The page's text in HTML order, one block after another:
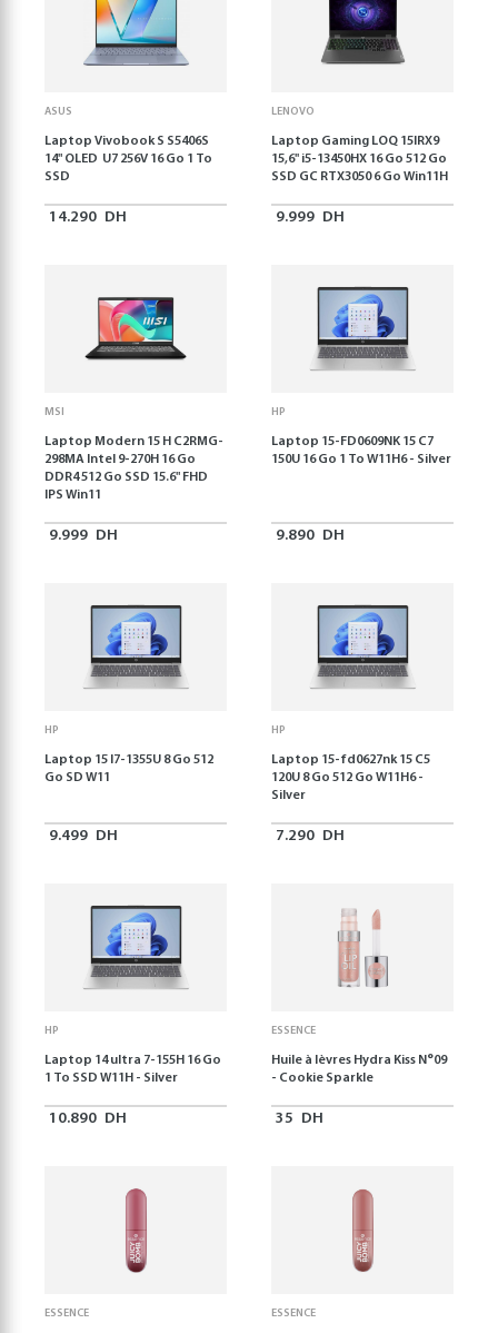
ASUS
Laptop Vivobook S S5406S
14" OLED U7 256V 16 Go 1 To
SSD
14.290 DH
LENOVO
Laptop Gaming LOQ 15IRX9
15,6'' i5-13450HX 16 Go 512 Go
SSD GC RTX3050 6 Go Win11H
9.999 DH
MSI
Laptop Modern 15 H C2RMG-
298MA Intel 9-270H 16 Go
DDR4 512 Go SSD 15.6" FHD
IPS Win11
9.999 DH
HP
Laptop 15-FD0609NK 15 C7
150U 16 Go 1 To W11H6 - Silver
9.890 DH
HP
Laptop 15 I7-1355U 8 Go 512
Go SD W11
9.499 DH
HP
Laptop 15-fd0627nk 15 C5
120U 8 Go 512 Go W11H6 -
Silver
7.290 DH
HP
Laptop 14 ultra 7-155H 16 Go
1 To SSD W11H - Silver
10.890 DH
ESSENCE
Huile à lèvres Hydra Kiss N°09
- Cookie Sparkle
35 DH
ESSENCE ESSENCE